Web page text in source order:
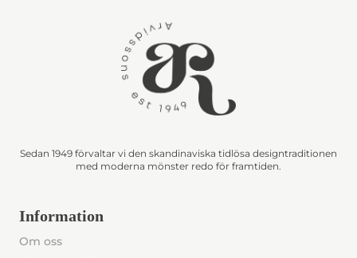
Sedan 1949 förvaltar vi den skandinaviska tidlösa designtraditionen
med moderna mönster redo för framtiden.
Information
Om oss